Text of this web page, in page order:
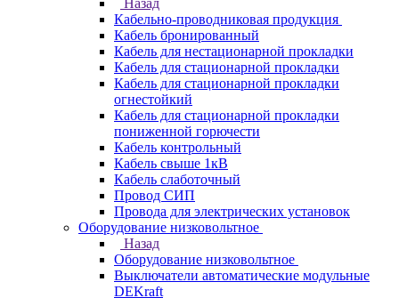
Назад
Кабельно-проводниковая продукция
Кабель бронированный
Кабель для нестационарной прокладки
Кабель для стационарной прокладки
Кабель для стационарной прокладки
огнестойкий
Кабель для стационарной прокладки
пониженной горючести
Кабель контрольный
Кабель свыше 1кВ
Кабель слаботочный
Провод СИП
Провода для электрических установок
Оборудование низковольтное
Назад
Оборудование низковольтное
Выключатели автоматические модульные
DEKraft